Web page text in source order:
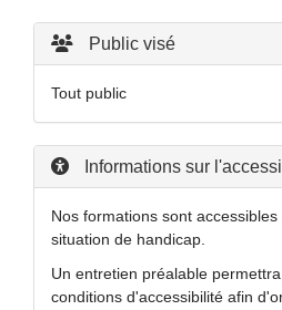
Public visé
Tout public
Informations sur
Nos formations sont
situation de handicap.
Un entretien préalable
conditions d'accessibilité afin